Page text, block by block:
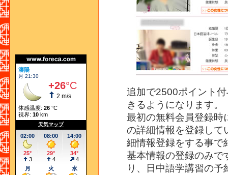
追加で2500ポイント
きるようになります。
最初の無料会員登録時
の詳細情報を登録して
細情報登録をする事で
基本情報の登録のみで
り、日中語学講習の